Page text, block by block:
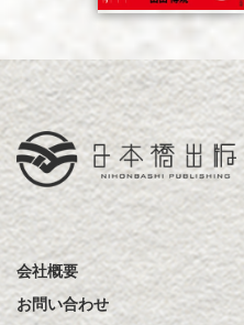
会社概要
お問い合わせ